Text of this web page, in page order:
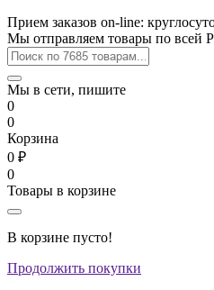
Прием заказов on-line:
Мы отправляем товары по всей
Мы в сети, пишите
0
0
Корзина
0 ₽
0
Товары в корзине
В корзине пусто!
Продолжить покупки